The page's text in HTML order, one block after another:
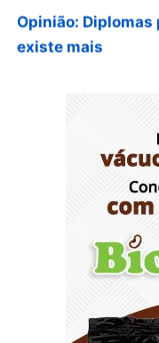
existe mais
8/7/2026
para baixa
Ampliada oferta
para obstruções
Hospital de Base
Sala de Concerto,
Radamés
8/7/2026